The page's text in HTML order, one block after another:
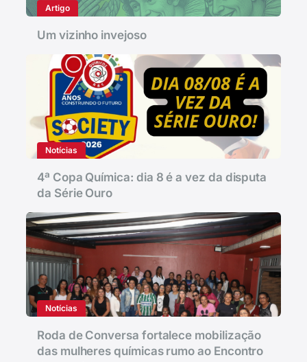
Artigo
Um vizinho invejoso
Notícias
4ª Copa Química: dia 8 é a vez da disputa
da Série Ouro
Notícias
Roda de Conversa fortalece mobilização
das mulheres químicas rumo ao Encontro